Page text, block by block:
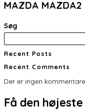
MAZDA MAZDA2
Søg
Recent Posts
Recent Comments
Der er ingen
Få den